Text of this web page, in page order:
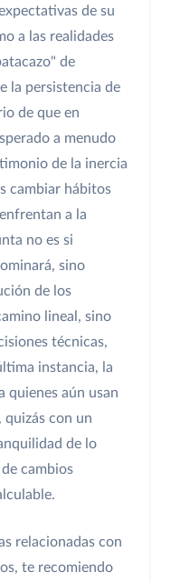
de su
a las realidades
de
la persistencia de
de que en
a menudo
de la inercia
cambiar hábitos
a la
no es si
sino
de los
lineal, sino
técnicas,
instancia, la
quienes aún usan
con un
de lo
cambios
relacionadas con
te recomiendo